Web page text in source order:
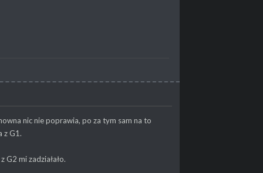
nic nie poprawia, po za tym sam na to
z G1.
mi zadziałało.